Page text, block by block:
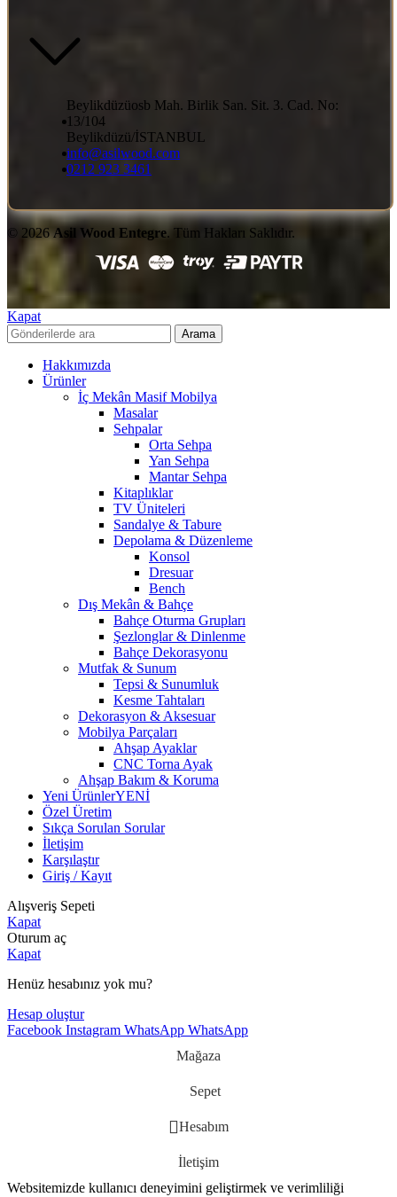
Beylikdüzüosb Mah. Birlik San. Sit. 3. Cad. No:
13/104
Beylikdüzü/İSTANBUL
info@asilwood.com
0212 923 3461
© 2026Asil Wood Entegre. Tüm Hakları Saklıdır.
Kapat
Arama
Hakkımızda
Ürünler
İç Mekân Masif Mobilya
Masalar
Sehpalar
Orta Sehpa
Yan Sehpa
Mantar Sehpa
Kitaplıklar
TV Üniteleri
Sandalye & Tabure
Depolama & Düzenleme
Konsol
Dresuar
Bench
Dış Mekân & Bahçe
Bahçe Oturma Grupları
Şezlonglar & Dinlenme
Bahçe Dekorasyonu
Mutfak & Sunum
Tepsi & Sunumluk
Kesme Tahtaları
Dekorasyon & Aksesuar
Mobilya Parçaları
Ahşap Ayaklar
CNC Torna Ayak
Ahşap Bakım & Koruma
Yeni ÜrünlerYENİ
Özel Üretim
Sıkça Sorulan Sorular
İletişim
Karşılaştır
Giriş / Kayıt
Alışveriş Sepeti
Kapat
Oturum aç
Kapat
Henüz hesabınız yok mu?
Hesap oluştur
Facebook Instagram WhatsApp WhatsApp
Mağaza
Sepet
Hesabım
İletişim
Websitemizde kullanıcı deneyimini geliştirmek ve verimliliği